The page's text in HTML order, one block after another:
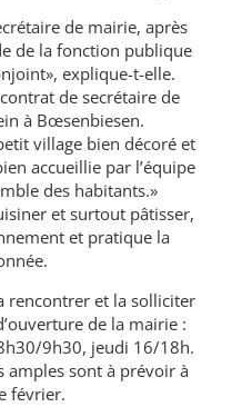
de mairie, après
de la fonction publique
explique-t-elle.
de secrétaire de
à Bœsenbiesen.
village bien décoré et
accueillie par l’équipe
des habitants.»
et surtout pâtisser,
et pratique la
rencontrer et la solliciter
de la mairie :
9h30, jeudi 16/18h.
amples sont à prévoir à
février.